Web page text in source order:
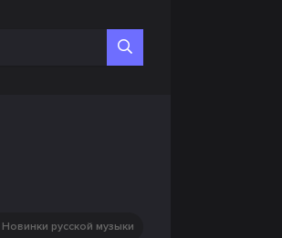
Новинки русской музыки